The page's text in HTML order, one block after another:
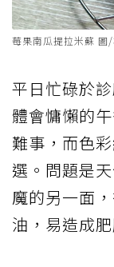
莓果南瓜提拉米蘇 圖
平日忙碌於
體會慵懶的
難事，而色
選。問題是
魔的另一面
油，易造成